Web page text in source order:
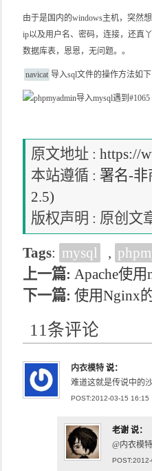
由于是国内的windows主机，突然
ip以及用户名、密码，连接，还真
数据库表，恩恩，无问题。。
navicat 导入sql文件的操作方法如
原文地址 :https://
本站遵循 : 署名-非
2.5)
版权声明 : 原创文
Tags: mysql ,
上一篇: Apache使
下一篇: 使用Nginx
11条评论
内衣模特 说：
难道这就是传说中的
POST:2012-03-15 16:15
老谢 说：
@内衣模